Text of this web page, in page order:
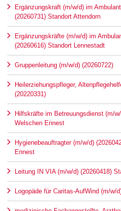
Ergänzungskraft (m/w/d) im
(20260731) Standort Attendorn
Ergänzungskräfte (m/w/d) im
(20260616) Standort Lennestadt
Gruppenleitung (m/w/d) (20260722)
Heilerziehungspfleger,
(20220331)
Hilfskräfte im Betreuungsdienst (m/
Welschen Ennest
Hygienebeauftragter (m/w/d)
Ennest
Leitung IN VIA (m/w/d) (20260418)
Logopäde für Caritas-AufWind (m/w/